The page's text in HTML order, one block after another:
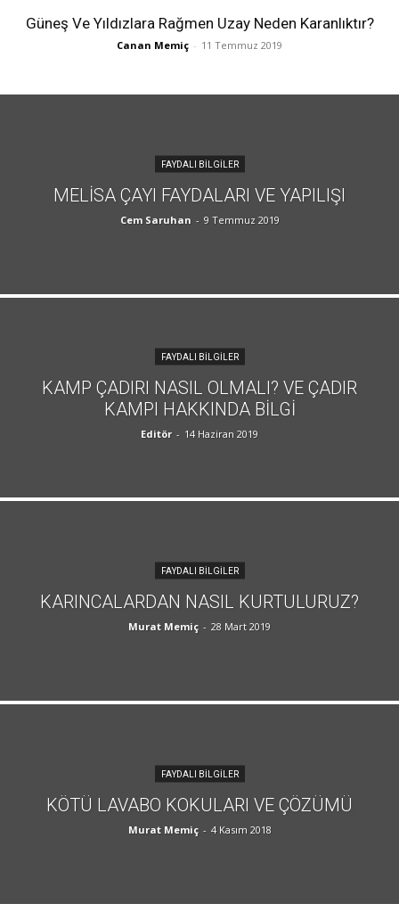
Güneş Ve Yıldızlara Rağmen Uzay Neden Karanlıktır?
Canan Memiç - 11 Temmuz 2019
FAYDALI BILGILER
MELISA ÇAYI FAYDALARI VE YAPILIŞI
Cem Saruhan - 9 Temmuz 2019
FAYDALI BILGILER
KAMP ÇADIRI NASIL OLMALI? VE ÇADIR
KAMPI HAKKINDA BILGI
Editör - 14 Haziran 2019
FAYDALI BILGILER
KARINCALARDAN NASIL KURTULURUZ?
Murat Memiç - 28 Mart 2019
FAYDALI BILGILER
KÖTÜ LAVABO KOKULARI VE ÇÖZÜMÜ
Murat Memiç - 4 Kasım 2018